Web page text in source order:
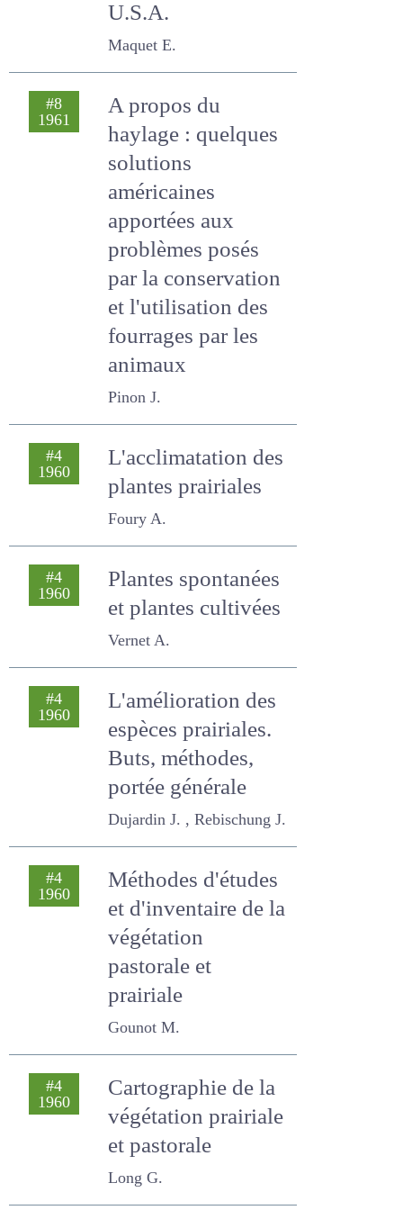
La mécanisation
fourragère aux
U.S.A.
Maquet E.
A propos du
haylage : quelques
solutions
américaines
apportées aux
problèmes posés
par la conservation
et l'utilisation des
fourrages par les
animaux
Pinon J.
L'acclimatation
des plantes
prairiales
Foury A.
Plantes
spontanées et
plantes cultivées
Vernet A.
L'amélioration des
espèces prairiales.
Buts, méthodes,
portée générale
Dujardin J. , Rebischung J.
Méthodes d'études
et d'inventaire de la
végétation
pastorale et
prairiale
Gounot M.
Cartographie de la